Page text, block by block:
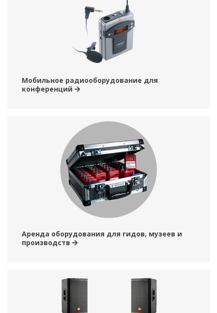
Мобильное радиооборудование для
конференций
Аренда оборудования для гидов, музеев и
производств